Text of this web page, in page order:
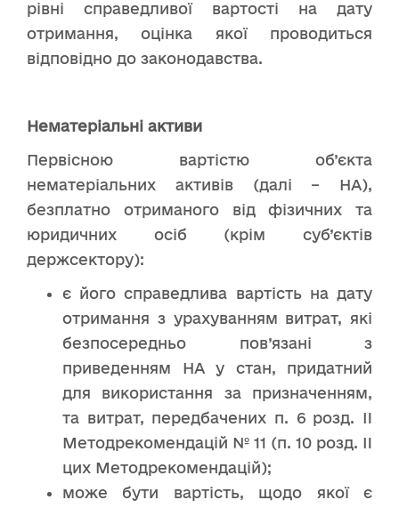
рівні справедливої вартості на дату
отримання, оцінка якої проводиться
відповідно до законодавства.
Нематеріальні активи
Первісною вартістю об’єкта
нематеріальних активів (далі – НА),
безплатно отриманого від фізичних та
юридичних осіб (крім суб’єктів
держсектору):
є його справедлива вартість на дату
отримання з урахуванням витрат, які
безпосередньо пов’язані з
приведенням НА у стан, придатний
для використання за призначенням,
та витрат, передбачених п. 6 розд. II
Методрекомендацій № 11 (п. 10 розд. II
цих Методрекомендацій);
може бути вартість, щодо якої є